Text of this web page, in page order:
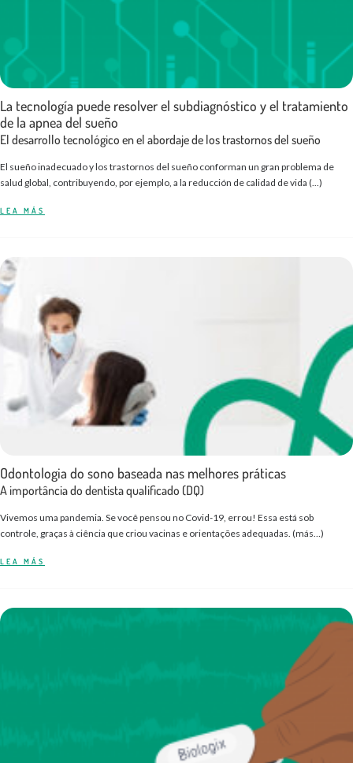
La tecnología puede resolver el subdiagnóstico y el tratamiento
de la apnea del sueño
El desarrollo tecnológico en el abordaje de los trastornos del sueño
El sueño inadecuado y los trastornos del sueño conforman un gran problema de
salud global, contribuyendo, por ejemplo, a la reducción de calidad de vida (...)
LEA MÁS
Odontologia do sono baseada nas melhores práticas
A importância do dentista qualificado (DQ)
Vivemos uma pandemia. Se você pensou no Covid-19, errou! Essa está sob
controle, graças à ciência que criou vacinas e orientações adequadas. (más…)
LEA MÁS